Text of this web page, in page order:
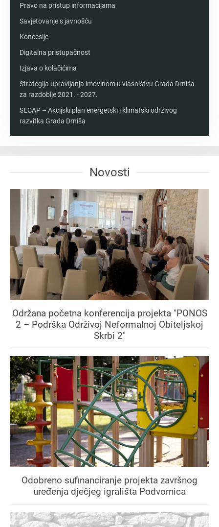
Pravo na pristup informacijama
Savjetovanje s javnošću
Koncesije
Digitalna pristupačnost
Izjava o kolačićima
Strategija upravljanja imovinom u vlasništvu Grada Drniša
za razdoblje 2021. - 2027.
SECAP – Akcijski plan energetski i klimatski održivog
razvitka Grada Drniša
Novosti
Održana početna konferencija projekta "PONOS
2 – Podrška Održivoj Neformalnoj Obiteljskoj
Skrbi 2"
Odobreno sufinanciranje projekta završnog
uređenja dječjeg igrališta Podvornica